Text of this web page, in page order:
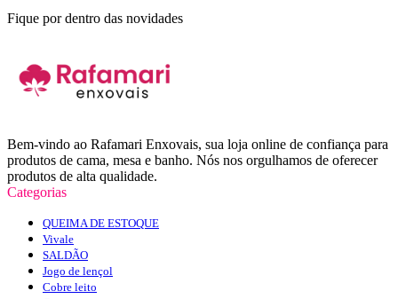
Fique por dentro das novidades
Bem-vindo ao Rafamari Enxovais, sua loja online de confiança para
produtos de cama, mesa e banho. Nós nos orgulhamos de oferecer
produtos de alta qualidade.
Categorias
QUEIMA DE ESTOQUE
Vivale
SALDÃO
Jogo de lençol
Cobre leito